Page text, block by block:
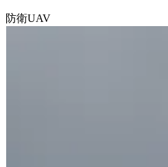
防衛UAV